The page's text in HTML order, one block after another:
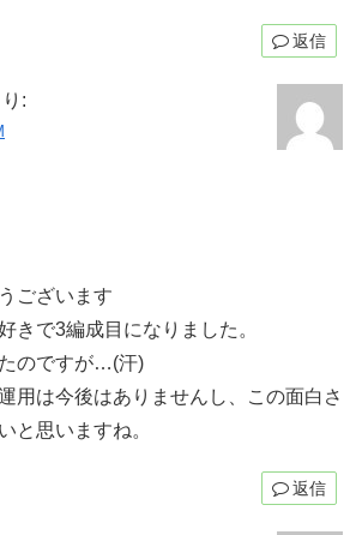
返信
:
ございます
きで3編成目になりました。
のですが…(汗)
用は今後はありませんし、この面白さ
と思いますね。
返信